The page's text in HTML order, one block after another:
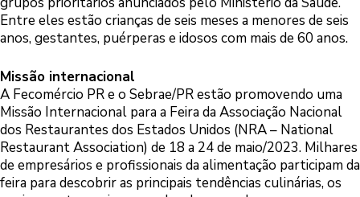
Entre eles estão crianças de seis meses a menores de seis
anos, gestantes, puérperas e idosos com mais de 60 anos.
Missão internacional
A Fecomércio PR e o Sebrae/PR estão promovendo uma
Missão Internacional para a Feira da Associação Nacional
dos Restaurantes dos Estados Unidos (NRA – National
Restaurant Association) de 18 a 24 de maio/2023. Milhares
de empresários e profissionais da alimentação participam da
feira para descobrir as principais tendências culinárias, os